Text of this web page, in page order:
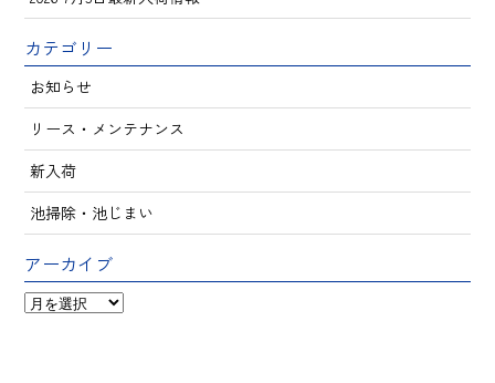
カテゴリー
お知らせ
リース・メンテナンス
新入荷
池掃除・池じまい
アーカイブ
ア